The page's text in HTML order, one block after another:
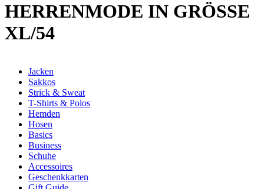
HERRENMODE IN GRÖSSE
XL/54
Jacken
Sakkos
Strick & Sweat
T-Shirts & Polos
Hemden
Hosen
Basics
Business
Schuhe
Accessoires
Geschenkkarten